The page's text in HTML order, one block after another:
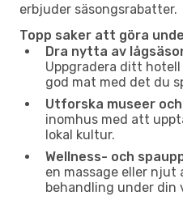
erbjuder säsongsrabatter.
Topp saker att göra
Dra nytta av
Uppgradera ditt hotell
god mat med det du
Utforska museer
inomhus med att
lokal kultur.
Wellness- och
en massage eller njut
behandling under din